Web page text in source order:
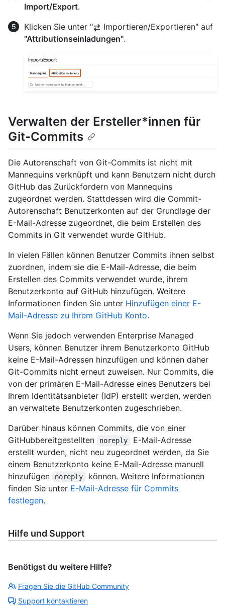
Import/Export.
Klicken Sie unter "
Importieren/Exportieren" auf
"Attributionseinladungen".
Verwalten der Ersteller*innen für
Git-Commits
Die Autorenschaft von Git-Commits ist nicht mit
Mannequins verknüpft und kann Benutzern nicht durch
GitHub das Zurückfordern von Mannequins
zugeordnet werden. Stattdessen wird die Commit-
Autorenschaft Benutzerkonten auf der Grundlage der
E-Mail-Adresse zugeordnet, die beim Erstellen des
Commits in Git verwendet wurde GitHub.
In vielen Fällen können Benutzer Commits ihnen selbst
zuordnen, indem sie die E-Mail-Adresse, die beim
Erstellen des Commits verwendet wurde, ihrem
Benutzerkonto auf GitHub hinzufügen. Weitere
Informationen finden Sie unter Hinzufügen einer E-
Mail-Adresse zu Ihrem GitHub Konto.
Wenn Sie jedoch verwenden Enterprise Managed
Users, können Benutzer ihrem Benutzerkonto GitHub
keine E-Mail-Adressen hinzufügen und können daher
Git-Commits nicht erneut zuweisen. Nur Commits, die
von der primären E-Mail-Adresse eines Benutzers bei
Ihrem Identitätsanbieter (IdP) erstellt werden, werden
an verwaltete Benutzerkonten zugeschrieben.
Darüber hinaus können Commits, die von einer
GitHubbereitgestellten
noreply
E-Mail-Adresse
erstellt wurden, nicht neu zugeordnet werden, da Sie
einem Benutzerkonto keine E-Mail-Adresse manuell
hinzufügen
noreply
können. Weitere Informationen
finden Sie unter E-Mail-Adresse für Commits
festlegen.
Hilfe und Support
Benötigst du weitere Hilfe?
Fragen Sie die GitHub Community
Support kontaktieren